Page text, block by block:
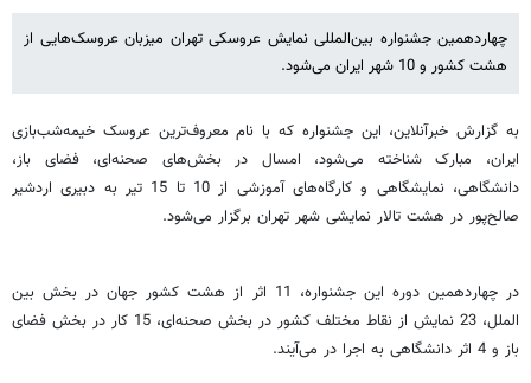
چهاردهمین جشنواره بین‌المللی نمایش عروسکی تهران میزبان عروسک‌هایی از
هشت کشور و 10 شهر ایران می‌شود.
به گزارش خبرآنلاین، این جشنواره که با نام معروف‌ترین عروسک خیمه‌شب‌بازی
ایران، مبارک شناخته می‌شود، امسال در بخش‌های صحنه‌ای، فضای باز،
دانشگاهی، نمایشگاهی و کارگاه‌های آموزشی از 10 تا 15 تیر به دبیری اردشیر
صالح‌پور در هشت تالار نمایشی شهر تهران برگزار می‌شود.
در چهاردهمین دوره این جشنواره، 11 اثر از هشت کشور جهان در بخش بین
الملل، 23 نمایش از نقاط مختلف کشور در بخش صحنه‌ای، 15 کار در بخش فضای
باز و 4 اثر دانشگاهی به اجرا در می‌آیند.